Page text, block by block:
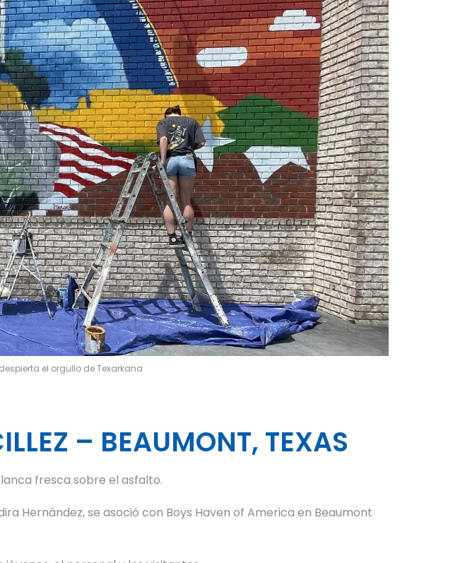
el orgullo de Texarkana
– BEAUMONT, TEXAS
fresca sobre el asfalto.
Hernández, se asoció con Boys Haven of America en Beaumont